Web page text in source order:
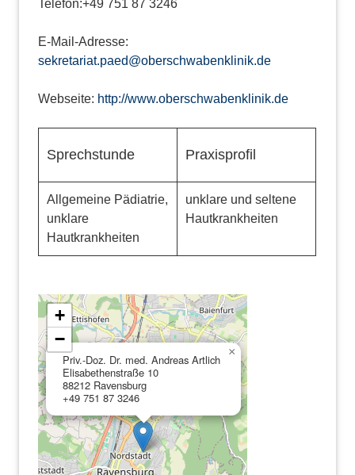
Telefon:+49 751 87 3246
E-Mail-Adresse:
sekretariat.paed@oberschwabenklinik.de
Webseite: http://www.oberschwabenklinik.de
Sprechstunde Praxisprofil
Allgemeine Pädiatrie,
unklare
Hautkrankheiten
unklare und seltene
Hautkrankheiten
Priv.-Doz. Dr. med. Andreas Artlich
Elisabethenstraße 10
88212 Ravensburg
+49 751 87 3246
×
+
−